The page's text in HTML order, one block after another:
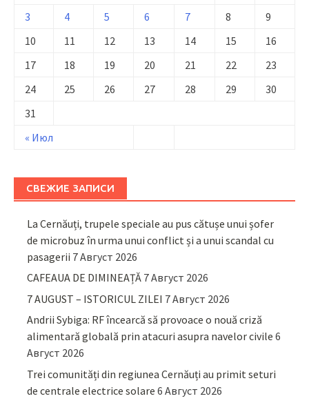
« Июл
3
4 5 6 7 8
9
10
11 12 13 14 15
16
17
18 19 20 21 22
23
24
25 26 27 28 29
30
31
СВЕЖИЕ ЗАПИСИ
La Cernăuți, trupele speciale au pus cătușe unui șofer
de microbuz în urma unui conflict și a unui scandal cu
pasagerii 7 Август 2026
CAFEAUA DE DIMINEAȚĂ 7 Август 2026
7 AUGUST – ISTORICUL ZILEI 7 Август 2026
Andrii Sybiga: RF încearcă să provoace o nouă criză
alimentară globală prin atacuri asupra navelor civile 6
Август 2026
Trei comunități din regiunea Cernăuți au primit seturi
de centrale electrice solare 6 Август 2026